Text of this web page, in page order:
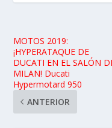
MOTOS 2019:
¡HYPERATAQUE DE
DUCATI EN EL SALÓN
MILAN! Ducati
Hypermotard 950
ANTERIOR